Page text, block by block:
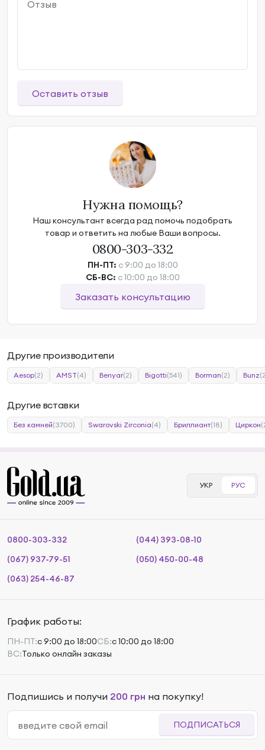
Оставить отзыв
Нужна помощь?
Наш консультант всегда рад помочь подобрать
товар и ответить на любые Ваши вопросы.
0800-303-332
ПН-ПТ: с 9:00 до 18:00
СБ-ВС: с 10:00 до 18:00
Заказать консультацию
Другие производители
Aesop(2) AMST(4) Benyar(2) Bigotti(541) Borman(2) Bunz
Другие вставки
Без камней(3700) Swarovski Zirconia(4) Бриллиант(18) Циркон
УКР РУС
0800-303-332
(044) 393-08-10
(067) 937-79-51
(050) 450-00-48
(063) 254-46-87
График работы:
ПН-ПТ:с 9:00 до 18:00СБ:с 10:00 до 18:00
ВС:Только онлайн заказы
Подпишись и получи 200 грн на покупку!
ПОДПИСАТЬСЯ